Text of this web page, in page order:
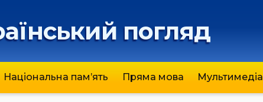
погляд
Національна пам’ять Пряма мова Мультимедіа